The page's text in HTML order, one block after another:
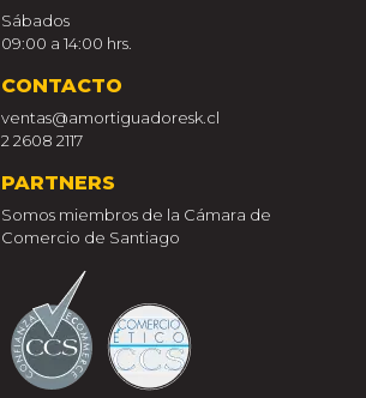
Sábados
09:00 a 14:00 hrs.
CONTACTO
ventas@amortiguadoresk.cl
2 2608 2117
PARTNERS
Somos miembros de la Cámara de
Comercio de Santiago